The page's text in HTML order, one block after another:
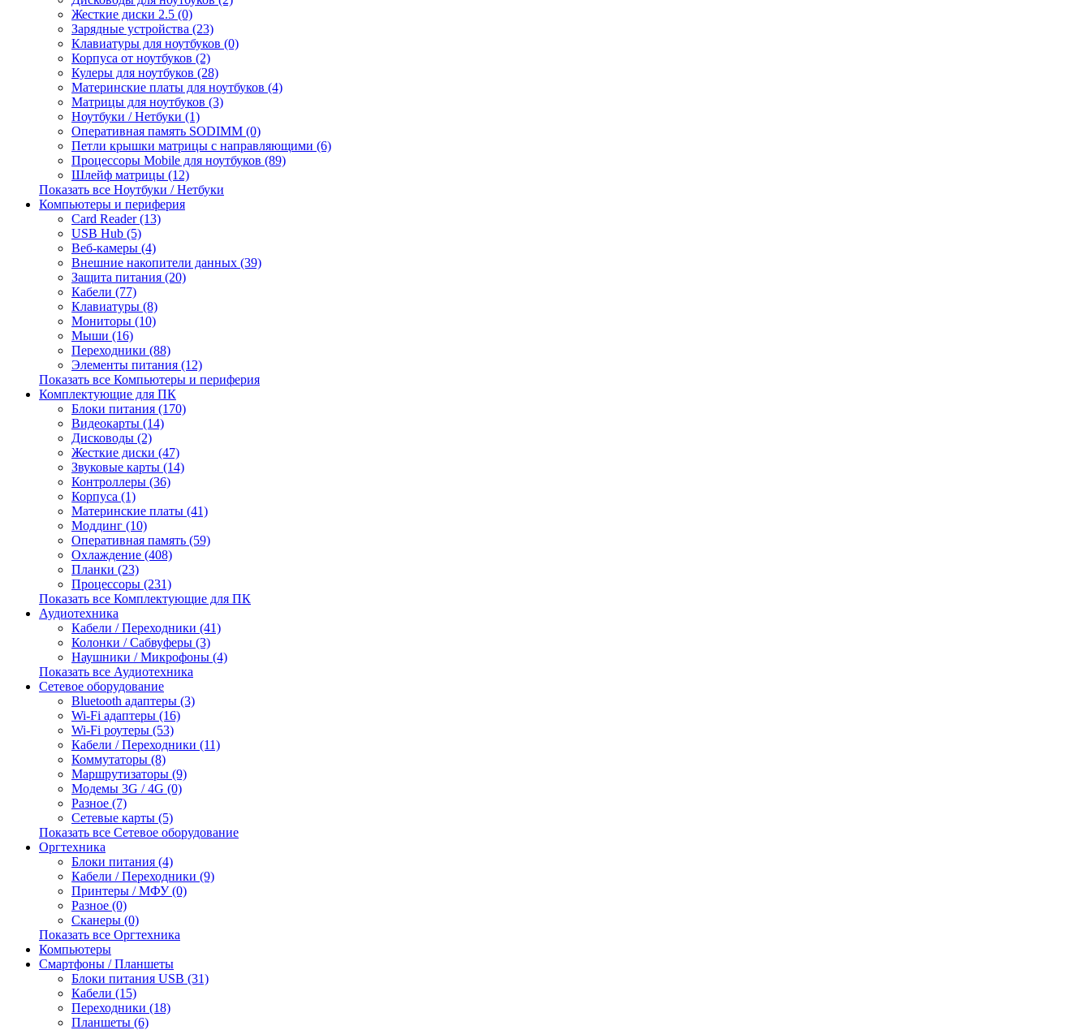
Жесткие диски 2.5 (0)
Зарядные устройства (23)
Клавиатуры для ноутбуков (0)
Корпуса от ноутбуков (2)
Кулеры для ноутбуков (28)
Материнские платы для ноутбуков (4)
Матрицы для ноутбуков (3)
Ноутбуки / Нетбуки (1)
Оперативная память SODIMM (0)
Петли крышки матрицы с направляющими (6)
Процессоры Mobile для ноутбуков (89)
Шлейф матрицы (12)
Показать все Ноутбуки / Нетбуки
Компьютеры и периферия
Card Reader (13)
USB Hub (5)
Веб-камеры (4)
Внешние накопители данных (39)
Защита питания (20)
Кабели (77)
Клавиатуры (8)
Мониторы (10)
Мыши (16)
Переходники (88)
Элементы питания (12)
Показать все Компьютеры и периферия
Комплектующие для ПК
Блоки питания (170)
Видеокарты (14)
Дисководы (2)
Жесткие диски (47)
Звуковые карты (14)
Контроллеры (36)
Корпуса (1)
Материнские платы (41)
Моддинг (10)
Оперативная память (59)
Охлаждение (408)
Планки (23)
Процессоры (231)
Показать все Комплектующие для ПК
Аудиотехника
Кабели / Переходники (41)
Колонки / Сабвуферы (3)
Наушники / Микрофоны (4)
Показать все Аудиотехника
Сетевое оборудование
Bluetooth адаптеры (3)
Wi-Fi адаптеры (16)
Wi-Fi роутеры (53)
Кабели / Переходники (11)
Коммутаторы (8)
Маршрутизаторы (9)
Модемы 3G / 4G (0)
Разное (7)
Сетевые карты (5)
Показать все Сетевое оборудование
Оргтехника
Блоки питания (4)
Кабели / Переходники (9)
Принтеры / МФУ (0)
Разное (0)
Сканеры (0)
Показать все Оргтехника
Компьютеры
Смартфоны / Планшеты
Блоки питания USB (31)
Кабели (15)
Переходники (18)
Планшеты (6)